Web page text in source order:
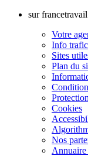
sur
Votre
Info trafic
Sites
Plan du
Cookies
Nos
Annuaire